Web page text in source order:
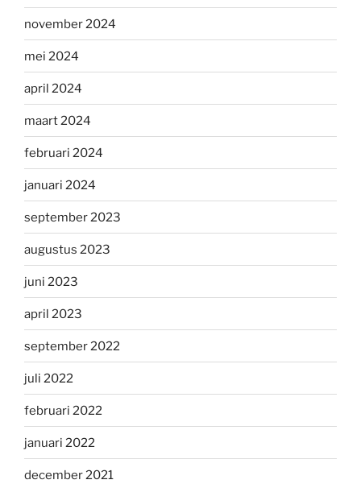
november 2024
mei 2024
april 2024
maart 2024
februari 2024
januari 2024
september 2023
augustus 2023
juni 2023
april 2023
september 2022
juli 2022
februari 2022
januari 2022
december 2021